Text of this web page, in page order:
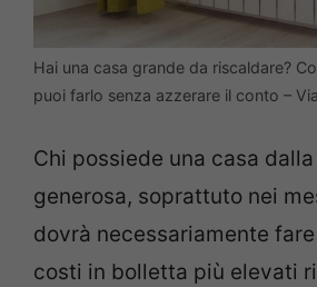
Hai una casa grande da riscaldare?
puoi farlo senza azzerare il conto –
Chi possiede una casa
generosa, soprattuto nei
dovrà necessariamente
costi in bolletta più elevati